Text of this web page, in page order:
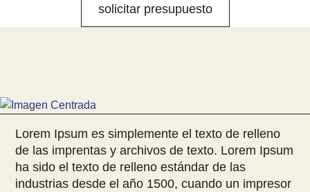
solicitar presupuesto
Lorem Ipsum es simplemente el texto de relleno
de las imprentas y archivos de texto. Lorem Ipsum
ha sido el texto de relleno estándar de las
industrias desde el año 1500, cuando un impresor